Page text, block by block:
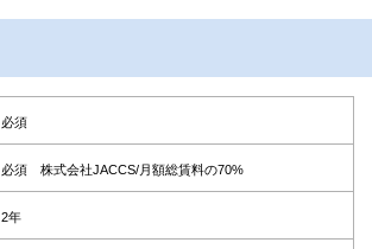
必須
必須 株式会社JACCS/月額総賃料の70%
2年